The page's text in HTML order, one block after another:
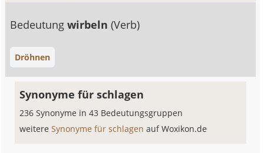
Bedeutungwirbeln(Verb)
Dröhnen
Synonyme für schlagen
236 Synonyme in 43 Bedeutungsgruppen
weitereSynonyme für schlagenauf Woxikon.de